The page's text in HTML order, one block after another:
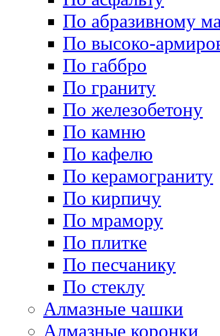
По абразивному
По высоко-
По габбро
По граниту
По железобетону
По камню
По кафелю
По керамограниту
По кирпичу
По мрамору
По плитке
По песчанику
По стеклу
Алмазные чашки
Алмазные коронки